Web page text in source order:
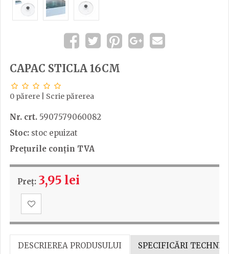
CAPAC STICLA 16CM
0 părere Scrie părerea
Nr. crt. 5907579060082
Stoc: stoc epuizat
Prețurile conțin TVA
Preț: 3,95 lei
DESCRIEREA PRODUSULUI SPECIFICĂRI